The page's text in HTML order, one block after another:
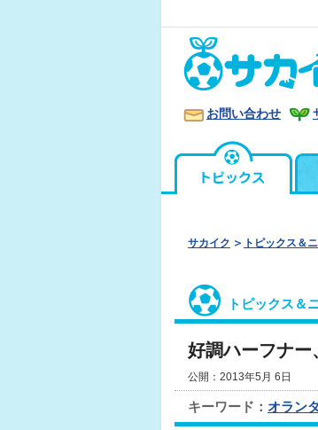
お問い合わせ
サカイク トピックス＆
トピックス＆
好調ハーフナー
公開：2013年5月 6日
キーワード： オラン